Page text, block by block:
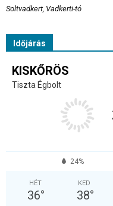
Soltvadkert, Vadkerti-tó
Időjárás
KISKŐRÖS
Tiszta Égbolt
24%
HÉT
36°
KED
38°